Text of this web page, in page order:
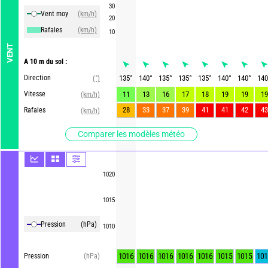
VENT
Vent moy
(km/h)
Rafales
(km/h)
A 10 m du sol :
Direction
(°)
Vitesse
(km/h)
Rafales
(km/h)
Comparer les modèles météo
Pression (hPa)
Pression (hPa)
30
20
10
1020
1015
1010
135° 140° 135° 135° 135° 140° 140°
140
11
13 16 17 18 19 19
19
28
33 37 39 41 41 42 43
1016 1016 1016 1016 1016 1015 1015